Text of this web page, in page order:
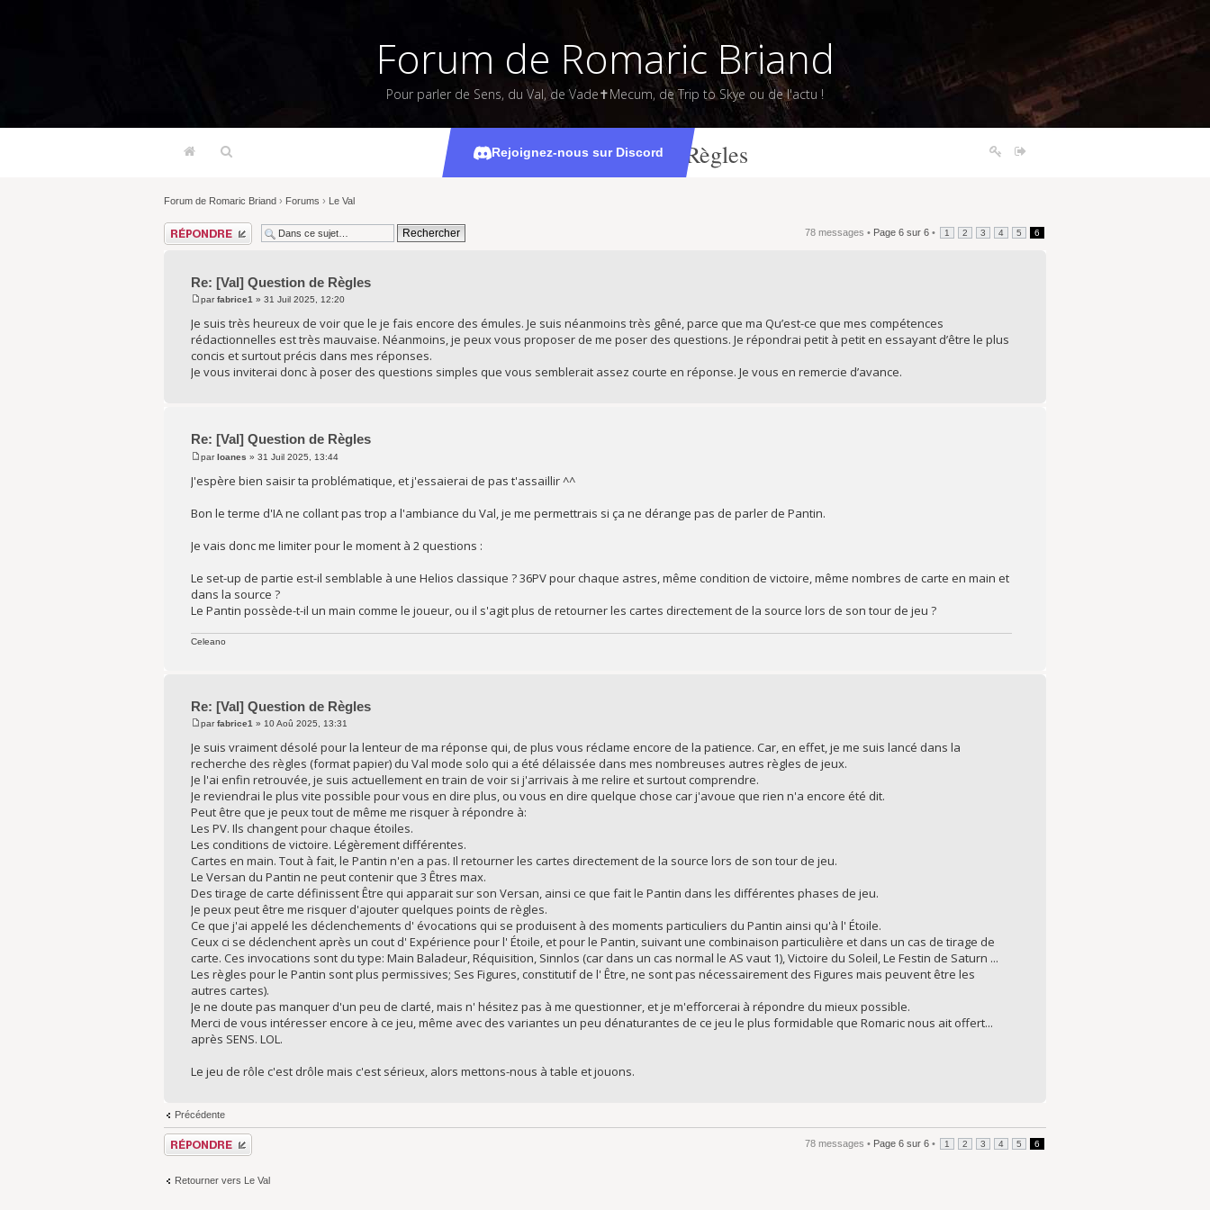
Forum de Romaric Briand
Pour parler de Sens, du Val, de Vade✝Mecum, de Trip to Skye ou de l'actu !
Rejoignez-nous sur Discord
[Val] Question de Règles
Forum de Romaric Briand › Forums › Le Val
Répondre 78 messages • Page 6 sur 6 • 1 2 3 4 5 6
Re: [Val] Question de Règles
parfabrice1 » 31 Juil 2025, 12:20
Je suis très heureux de voir que le je fais encore des émules. Je suis néanmoins très gêné, parce que ma Qu’est-ce que mes compétences
rédactionnelles est très mauvaise. Néanmoins, je peux vous proposer de me poser des questions. Je répondrai petit à petit en essayant d’être le plus
concis et surtout précis dans mes réponses.
Je vous inviterai donc à poser des questions simples que vous semblerait assez courte en réponse. Je vous en remercie d’avance.
Re: [Val] Question de Règles
parIoanes » 31 Juil 2025, 13:44
J'espère bien saisir ta problématique, et j'essaierai de pas t'assaillir ^^
Bon le terme d'IA ne collant pas trop a l'ambiance du Val, je me permettrais si ça ne dérange pas de parler de Pantin.
Je vais donc me limiter pour le moment à 2 questions :
Le set-up de partie est-il semblable à une Helios classique ? 36PV pour chaque astres, même condition de victoire, même nombres de carte en main et
dans la source ?
Le Pantin possède-t-il un main comme le joueur, ou il s'agit plus de retourner les cartes directement de la source lors de son tour de jeu ?
Celeano
Re: [Val] Question de Règles
parfabrice1 » 10 Aoû 2025, 13:31
Je suis vraiment désolé pour la lenteur de ma réponse qui, de plus vous réclame encore de la patience. Car, en effet, je me suis lancé dans la
recherche des règles (format papier) du Val mode solo qui a été délaissée dans mes nombreuses autres règles de jeux.
Je l'ai enfin retrouvée, je suis actuellement en train de voir si j'arrivais à me relire et surtout comprendre.
Je reviendrai le plus vite possible pour vous en dire plus, ou vous en dire quelque chose car j'avoue que rien n'a encore été dit.
Peut être que je peux tout de même me risquer à répondre à:
Les PV. Ils changent pour chaque étoiles.
Les conditions de victoire. Légèrement différentes.
Cartes en main. Tout à fait, le Pantin n'en a pas. Il retourner les cartes directement de la source lors de son tour de jeu.
Le Versan du Pantin ne peut contenir que 3 Êtres max.
Des tirage de carte définissent Être qui apparait sur son Versan, ainsi ce que fait le Pantin dans les différentes phases de jeu.
Je peux peut être me risquer d'ajouter quelques points de règles.
Ce que j'ai appelé les déclenchements d' évocations qui se produisent à des moments particuliers du Pantin ainsi qu'à l' Étoile.
Ceux ci se déclenchent après un cout d' Expérience pour l' Étoile, et pour le Pantin, suivant une combinaison particulière et dans un cas de tirage de
carte. Ces invocations sont du type: Main Baladeur, Réquisition, Sinnlos (car dans un cas normal le AS vaut 1), Victoire du Soleil, Le Festin de Saturn ...
Les règles pour le Pantin sont plus permissives; Ses Figures, constitutif de l' Être, ne sont pas nécessairement des Figures mais peuvent être les
autres cartes).
Je ne doute pas manquer d'un peu de clarté, mais n' hésitez pas à me questionner, et je m'efforcerai à répondre du mieux possible.
Merci de vous intéresser encore à ce jeu, même avec des variantes un peu dénaturantes de ce jeu le plus formidable que Romaric nous ait offert...
après SENS. LOL.
Le jeu de rôle c'est drôle mais c'est sérieux, alors mettons-nous à table et jouons.
Précédente
Répondre 78 messages • Page 6 sur 6 • 1 2 3 4 5 6
Retourner vers Le Val